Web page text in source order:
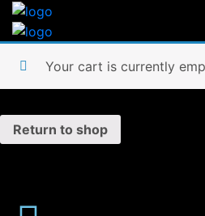
Your cart is currently
Return to shop